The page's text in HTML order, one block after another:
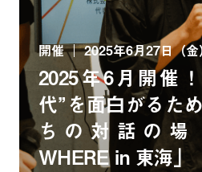
開催 2025年6月27日（金）
2025年6月開催
代”を面白がるた
ちの対話の場
WHERE in 東海」